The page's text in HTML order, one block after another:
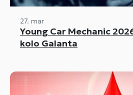
27. mar
Young Car Mechanic
kolo Galanta